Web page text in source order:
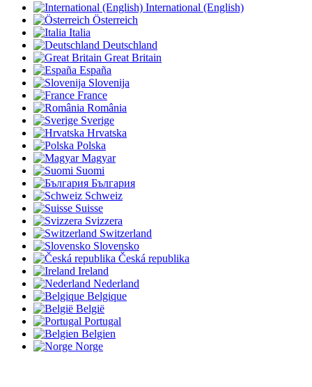
International (English)
Österreich
Italia
Deutschland
Great Britain
España
Slovenija
France
România
Sverige
Hrvatska
Polska
Magyar
Suomi
България
Schweiz
Suisse
Svizzera
Switzerland
Slovensko
Česká republika
Ireland
Nederland
Belgique
België
Portugal
Belgien
Norge